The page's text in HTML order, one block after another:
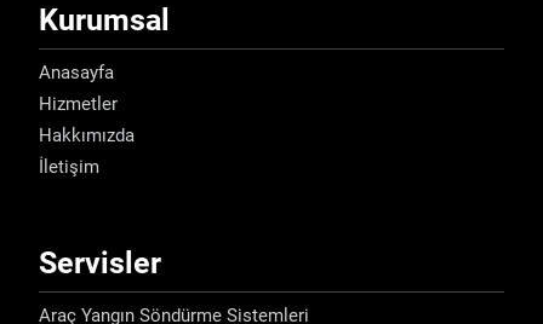
Kurumsal
Anasayfa
Hizmetler
Hakkımızda
İletişim
Servisler
Araç Yangın Söndürme Sistemleri